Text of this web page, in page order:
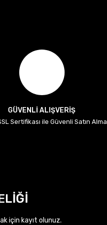
GÜVENLİ ALIŞVERİŞ
Sertifikası ile Güvenli Satın Alma
için kayıt olunuz.